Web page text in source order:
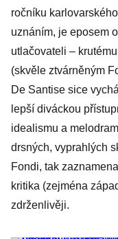
ročníku
uznáním, je eposem
utlačovateli –
(skvěle ztvárněným
De Santise sice
lepší diváckou
idealismu a
drsných, vyprahlých
Fondi, tak
kritika (zejména
zdrženlivěji.